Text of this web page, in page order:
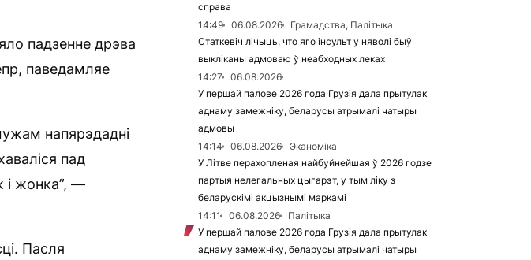
падзенне дрэва
паведамляе
напярэдадні
пад
і жонка”, —
Пасля
справа
14:49
06.08.2026
Грамадства, Палітыка
Статкевіч лічыць, что яго інсульт у няволі быў
выкліканы адмоваю ў неабходных леках
14:27
06.08.2026
У першай палове 2026 года Грузія дала прытулак
аднаму замежніку, беларусы атрымалі чатыры
адмовы
14:14
06.08.2026
Эканоміка
У Літве перахопленая найбуйнейшая ў 2026 годзе
партыя нелегальных цыгарэт, у тым ліку з
беларускімі акцызнымі маркамі
14:11
06.08.2026
Палітыка
У першай палове 2026 года Грузія дала прытулак
аднаму замежніку, беларусы атрымалі чатыры